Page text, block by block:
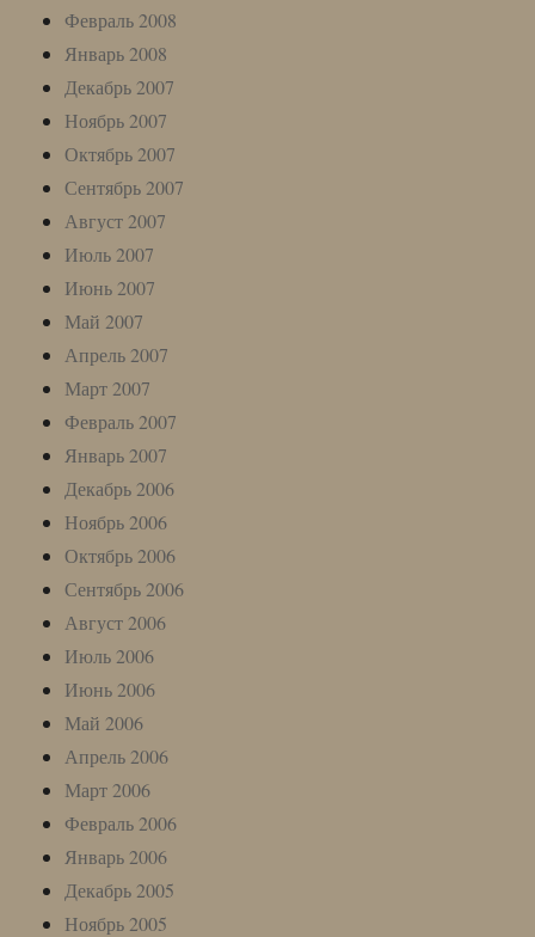
Февраль 2008
Январь 2008
Декабрь 2007
Ноябрь 2007
Октябрь 2007
Сентябрь 2007
Август 2007
Июль 2007
Июнь 2007
Май 2007
Апрель 2007
Март 2007
Февраль 2007
Январь 2007
Декабрь 2006
Ноябрь 2006
Октябрь 2006
Сентябрь 2006
Август 2006
Июль 2006
Июнь 2006
Май 2006
Апрель 2006
Март 2006
Февраль 2006
Январь 2006
Декабрь 2005
Ноябрь 2005